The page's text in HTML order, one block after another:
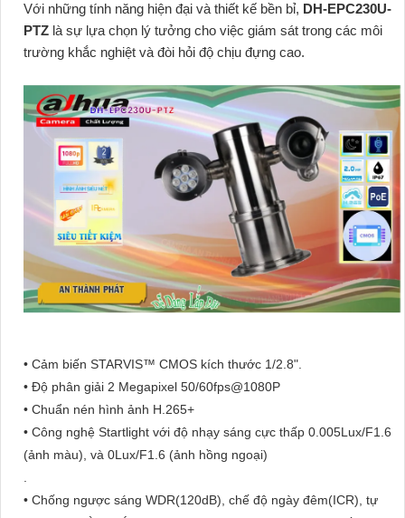
Với những tính năng hiện đại và thiết kế bền bỉ, DH-EPC230U-
PTZ là sự lựa chọn lý tưởng cho việc giám sát trong các môi
trường khắc nghiệt và đòi hỏi độ chịu đựng cao.
• Cảm biến STARVIS™ CMOS kích thước 1/2.8".
• Độ phân giải 2 Megapixel 50/60fps@1080P
• Chuẩn nén hình ảnh H.265+
• Công nghệ Startlight với độ nhạy sáng cực thấp 0.005Lux/F1.6
(ảnh màu), và 0Lux/F1.6 (ảnh hồng ngoại)
• Chống ngược sáng WDR(120dB), chế độ ngày đêm(ICR), tự